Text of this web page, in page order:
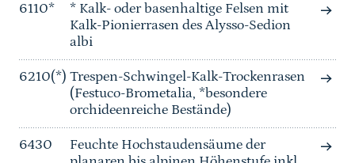
6110*
* Kalk- oder basenhaltige Felsen mit
Kalk-Pionierrasen des Alysso-Sedion
albi
6210(*) Trespen-Schwingel-Kalk-Trockenrasen
(Festuco-Brometalia, *besondere
orchideenreiche Bestände)
6430
Feuchte Hochstaudensäume der